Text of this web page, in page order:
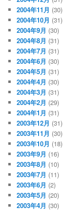
2004年11月 (30)
2004年10月 (31)
2004年9月 (30)
2004年8月 (31)
2004年7月 (31)
2004年6月 (30)
2004年5月 (31)
2004年4月 (30)
2004年3月 (31)
2004年2月 (29)
2004年1月 (31)
2003年12月 (31)
2003年11月 (30)
2003年10月 (18)
2003年9月 (16)
2003年8月 (10)
2003年7月 (11)
2003年6月 (2)
2003年5月 (20)
2003年4月 (30)